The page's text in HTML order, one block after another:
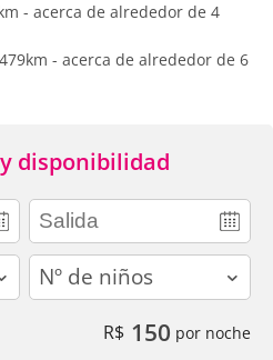
- acerca de alrededor de 4
479km - acerca de alrededor de 6
disponibilidad
children
R$ 150 por noche